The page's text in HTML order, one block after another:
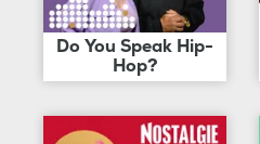
Do You Speak Hip-
Hop?